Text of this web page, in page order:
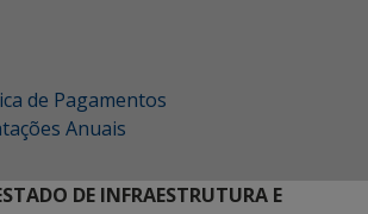
de Pagamentos
Anuais
DE INFRAESTRUTURA E